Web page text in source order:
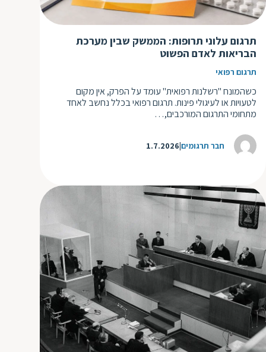
תרגום עלוני תרופות: הממשק שבין מערכת
הבריאות לאדם הפשוט
תרגום רפואי
כשהמונח "רשלנות רפואית" עומד על הפרק, אין מקום
לטעויות או לעיגולי פינות. תרגום רפואי בכלל נחשב לאחד
מתחומי התרגום המורכבים,…
חבר תרגומים1.7.2026